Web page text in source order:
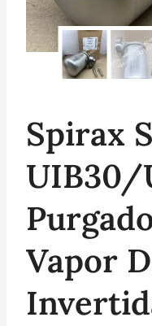
Spirax
UIB30/
Vapor